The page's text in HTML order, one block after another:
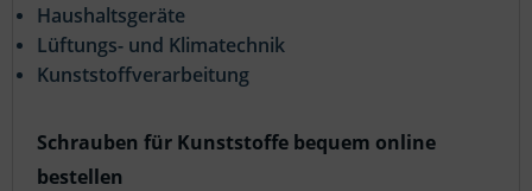
Haushaltsgeräte
Lüftungs- und Klimatechnik
Kunststoffverarbeitung
Schrauben für Kunststoffe bequem online
bestellen